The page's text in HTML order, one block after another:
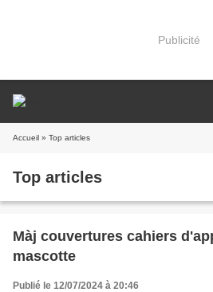
Publicité
Accueil » Top articles
Top articles
Màj couvertures cahiers
mascotte
Publié le 12/07/2024 à 20:46